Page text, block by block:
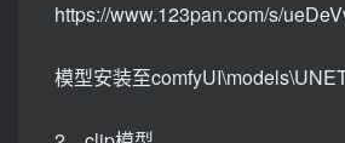
https://www.123pan.com/s/
模型安装至